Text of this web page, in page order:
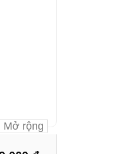
Mở rộng